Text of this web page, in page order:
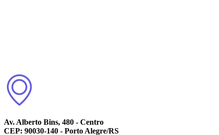
Av. Alberto Bins, 480 - Centro
CEP: 90030-140 - Porto Alegre/RS